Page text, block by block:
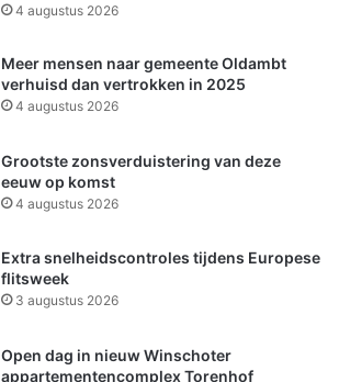
4 augustus 2026
Meer mensen naar gemeente Oldambt
verhuisd dan vertrokken in 2025
4 augustus 2026
Grootste zonsverduistering van deze
eeuw op komst
4 augustus 2026
Extra snelheidscontroles tijdens Europese
flitsweek
3 augustus 2026
Open dag in nieuw Winschoter
appartementencomplex Torenhof